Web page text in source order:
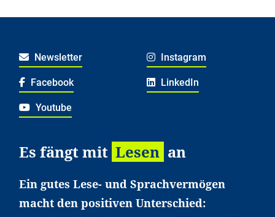
Newsletter Instagram
Facebook LinkedIn
Youtube
Es fängt mit Lesen an
Ein gutes Lese- und Sprachvermögen
macht den positiven Unterschied: